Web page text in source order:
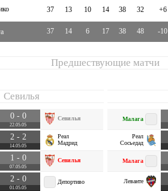
37 13 10 14 38 32 +6
37 14 6 17 38 48 -10
Предшествующие матчи
Севилья
0 - 0
22.05.05
Севилья
2 - 2
14.05.05
Реал
Мадрид
1 - 0
07.05.05
Севилья
2 - 0
01.05.05
Депортиво
Малага
Реал
Сосьедад
Малага
Леванте